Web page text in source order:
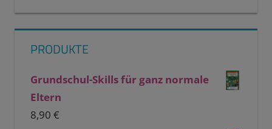
PRODUKTE
Grundschul-Skills für ganz normale
Eltern
8,90 €